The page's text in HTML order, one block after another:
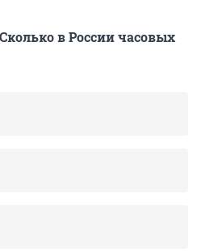
в России часовых